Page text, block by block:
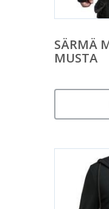
SÄRMÄ
MUSTA